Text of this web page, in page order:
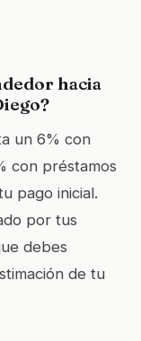
hacia
un 6% con
con préstamos
pago inicial.
por tus
debes
de tu